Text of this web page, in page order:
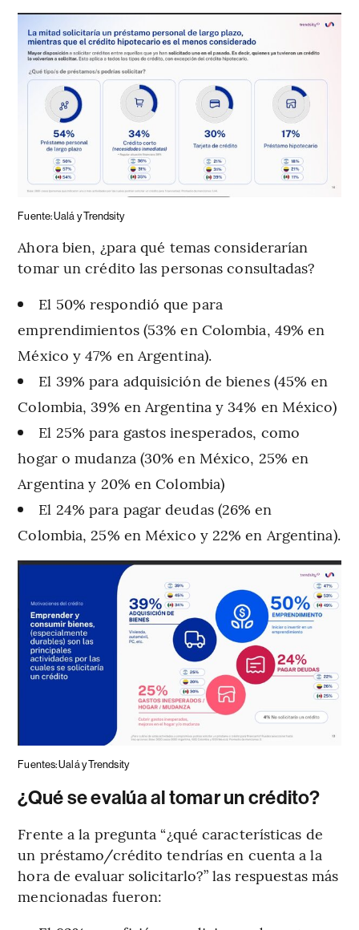
Fuente: Ualá y Trendsity
Ahora bien, ¿para qué temas considerarían
tomar un crédito las personas consultadas?
El 50% respondió que para
emprendimientos (53% en Colombia, 49% en
México y 47% en Argentina).
El 39% para adquisición de bienes (45% en
Colombia, 39% en Argentina y 34% en México)
El 25% para gastos inesperados, como
hogar o mudanza (30% en México, 25% en
Argentina y 20% en Colombia)
El 24% para pagar deudas (26% en
Colombia, 25% en México y 22% en Argentina).
Fuentes: Ualá y Trendsity
¿Qué se evalúa al tomar un crédito?
Frente a la pregunta “¿qué características de
un préstamo/crédito tendrías en cuenta a la
hora de evaluar solicitarlo?” las respuestas más
mencionadas fueron: